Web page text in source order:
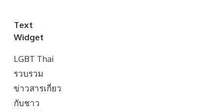
Text
Widget
LGBT Thai
รวบรวม
ข่าวสารเกี่ยว
กับชาว